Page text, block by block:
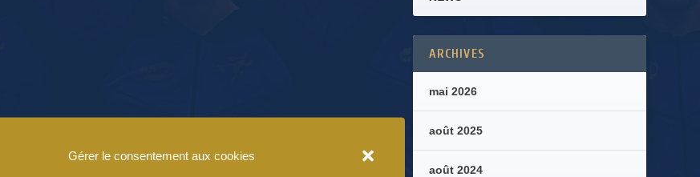
Gérer le consentement aux cookies
ARCHIVES
mai 2026
août 2025
août 2024